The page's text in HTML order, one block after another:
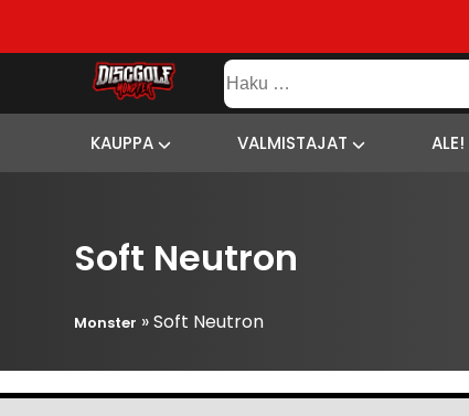
VALMISTAJAT
SISÄLTÖ
SITEMAP
Haku:
KAUPPA VALMISTAJAT ALE!
Soft Neutron
Monster »Soft Neutron